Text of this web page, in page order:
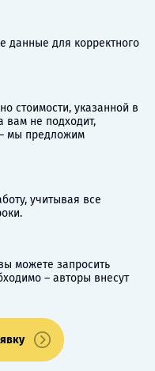
данные для корректного
стоимости, указанной в
вам не подходит,
мы предложим
учитывая все
можете запросить
– авторы внесут